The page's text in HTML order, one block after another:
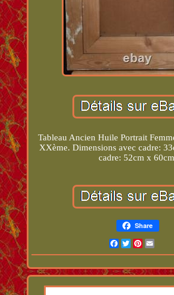
Tableau Ancien Huile Portrait
XXème. Dimensions avec cadre:
cadre: 52cm x
Share
Facebook
TwitterPinterest